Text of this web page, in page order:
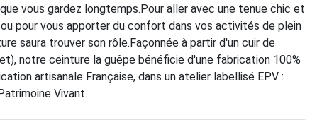
vous gardez longtemps.Pour aller avec une tenue chic et
pour vous apporter du confort dans vos activités de plein
saura trouver son rôle.Façonnée à partir d'un cuir de
notre ceinture la guêpe bénéficie d'une fabrication 100%
artisanale Française, dans un atelier labellisé EPV :
Vivant.